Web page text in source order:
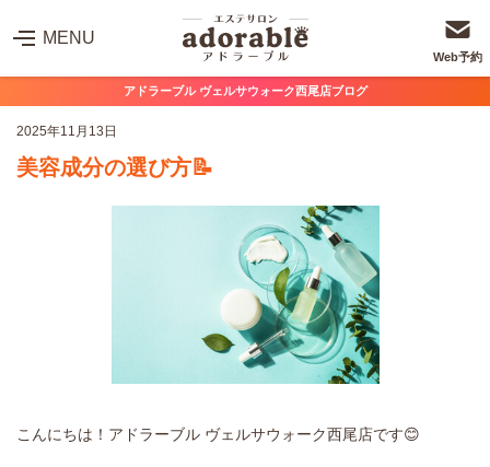
アドラーブル ヴェルサウォーク西尾店ブログ
MENU
Web予約
2025年11月13日
美容成分の選び方📝
こんにちは！アドラーブル ヴェルサウォーク西尾店です😊